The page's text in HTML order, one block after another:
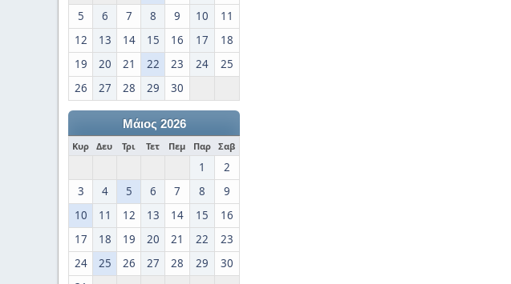
5
6 7 8 9 10
11
12
13 14 15 16 17
18
19
20 21 22 23 24
25
26
27 28 29 30
Μάιος 2026
Κυρ Δευ Τρι Τετ Πεμ Παρ Σαβ
1
2
3
4 5 6 7 8
9
10
11 12 13 14 15
16
17
18 19 20 21 22
23
24
25 26 27 28 29
30